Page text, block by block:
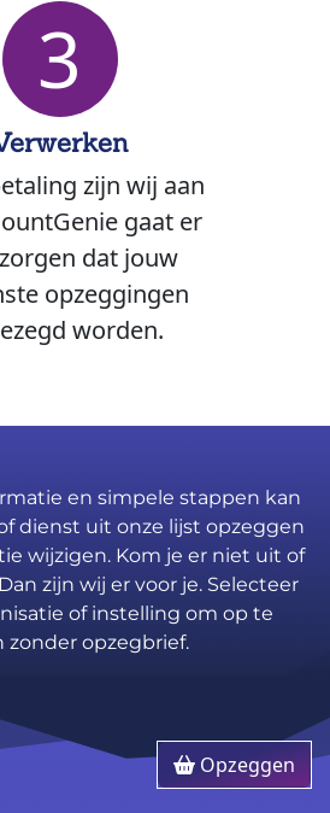
Opzeggen
3
zijn wij aan
gaat er
dat jouw
opzeggingen
worden.
en simpele stappen kan
dienst uit onze lijst opzeggen
wijzigen. Kom je er niet uit of
zijn wij er voor je. Selecteer
of instelling om op te
zonder opzegbrief.